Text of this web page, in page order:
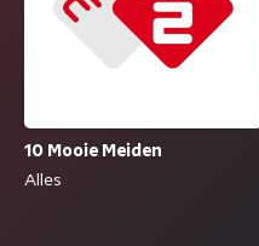
10 Mooie Meiden
Alles